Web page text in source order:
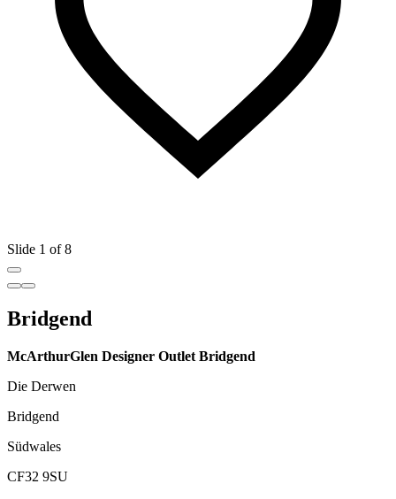
Slide 1 of 8
Bridgend
McArthurGlen Designer Outlet Bridgend
Die Derwen
Bridgend
Südwales
CF32 9SU